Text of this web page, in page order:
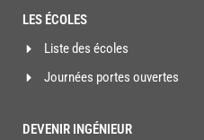
LES ÉCOLES
Liste des écoles
Journées portes ouvertes
DEVENIR INGÉNIEUR